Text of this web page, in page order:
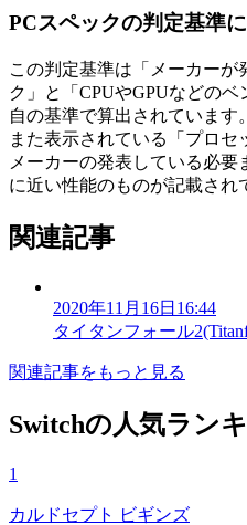
PCスペックの判定基準
この判定基準は「メーカーが
ク」と「CPUやGPUなどの
自の基準で算出されています。
また表示されている「プロセ
メーカーの発表している必
に近い性能のものが記載され
関連記事
2020年11月16日16:44
タイタンフォール
関連記事をもっと見る
Switchの人気ラン
1
カルドセプト ビギンズ